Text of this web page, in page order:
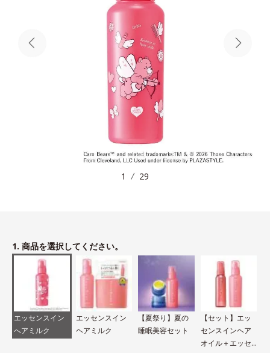
1 29
1. 商品を選択してください。
エッセンスイン
へアミルク
エッセンスイン
ヘアミルク
【夏祭り】夏の
睡眠美容セット
【セット】エッ
センスインヘア
オイル＋エッセ